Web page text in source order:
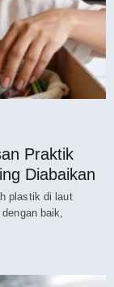
Praktik
Diabaikan
plastik di laut
baik,